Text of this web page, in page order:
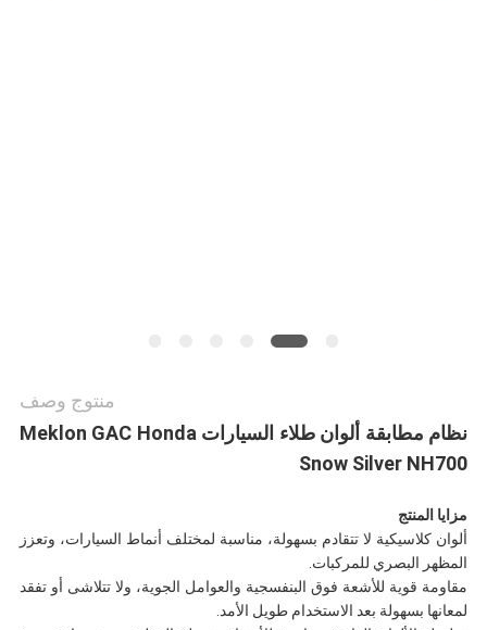
منتوج وصف
نظام مطابقة ألوان طلاء السيارات Meklon GAC Honda
Snow Silver NH700
مزايا المنتج
ألوان كلاسيكية لا تتقادم بسهولة، مناسبة لمختلف أنماط السيارات، وتعزز
المظهر البصري للمركبات.
مقاومة قوية للأشعة فوق البنفسجية والعوامل الجوية، ولا تتلاشى أو تفقد
لمعانها بسهولة بعد الاستخدام طويل الأمد.